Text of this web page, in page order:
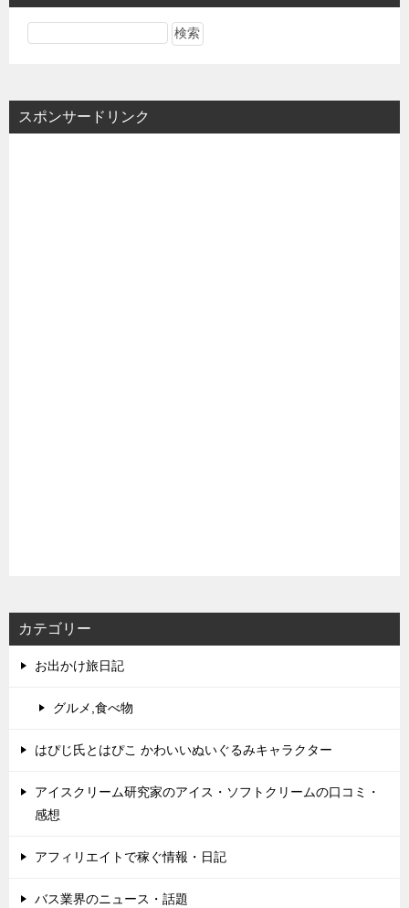
スポンサードリンク
カテゴリー
お出かけ旅日記
グルメ,食べ物
はぴじ氏とはぴこ かわいいぬいぐるみキャラクター
アイスクリーム研究家のアイス・ソフトクリームの口コミ・
感想
アフィリエイトで稼ぐ情報・日記
バス業界のニュース・話題